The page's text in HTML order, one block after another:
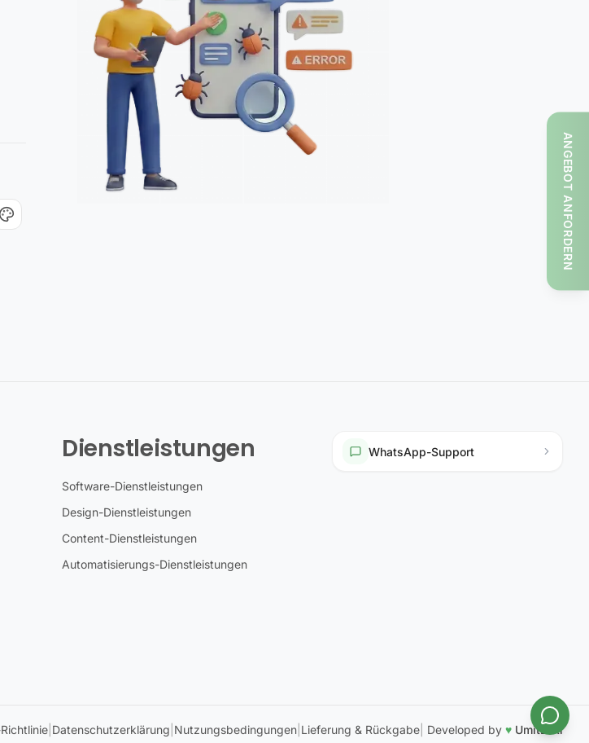
Dienstleistungen
Software-Dienstleistungen
Design-Dienstleistungen
Content-Dienstleistungen
Automatisierungs-Dienstleistungen
WhatsApp-Support
Datenschutzerklärung Nutzungsbedingungen Lieferung & Rückgabe Developed by ♥ UmitEski
ANGEBOT ANFORDERN